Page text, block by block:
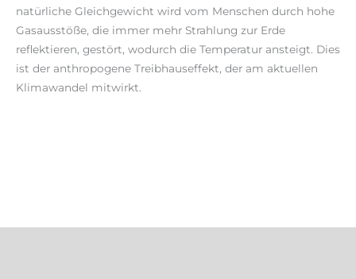
natürliche Gleichgewicht wird vom Menschen durch hohe
Gasausstöße, die immer mehr Strahlung zur Erde
reflektieren, gestört, wodurch die Temperatur ansteigt. Dies
ist der anthropogene Treibhauseffekt, der am aktuellen
Klimawandel mitwirkt.